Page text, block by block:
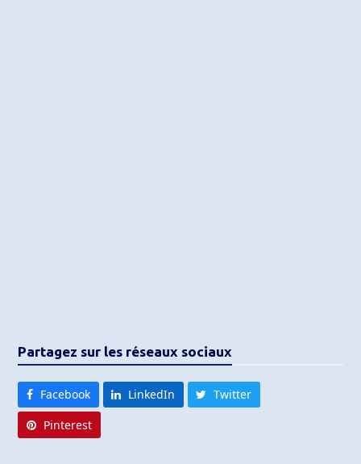
Partagez sur les réseaux sociaux
Facebook LinkedIn
Twitter
Pinterest